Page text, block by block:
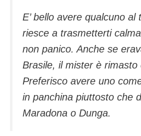
E’ bello avere qualcuno al
riesce a trasmetterti
non panico. Anche se
Brasile, il mister è rimasto
Preferisco avere uno
in panchina piuttosto che
Maradona o Dunga.